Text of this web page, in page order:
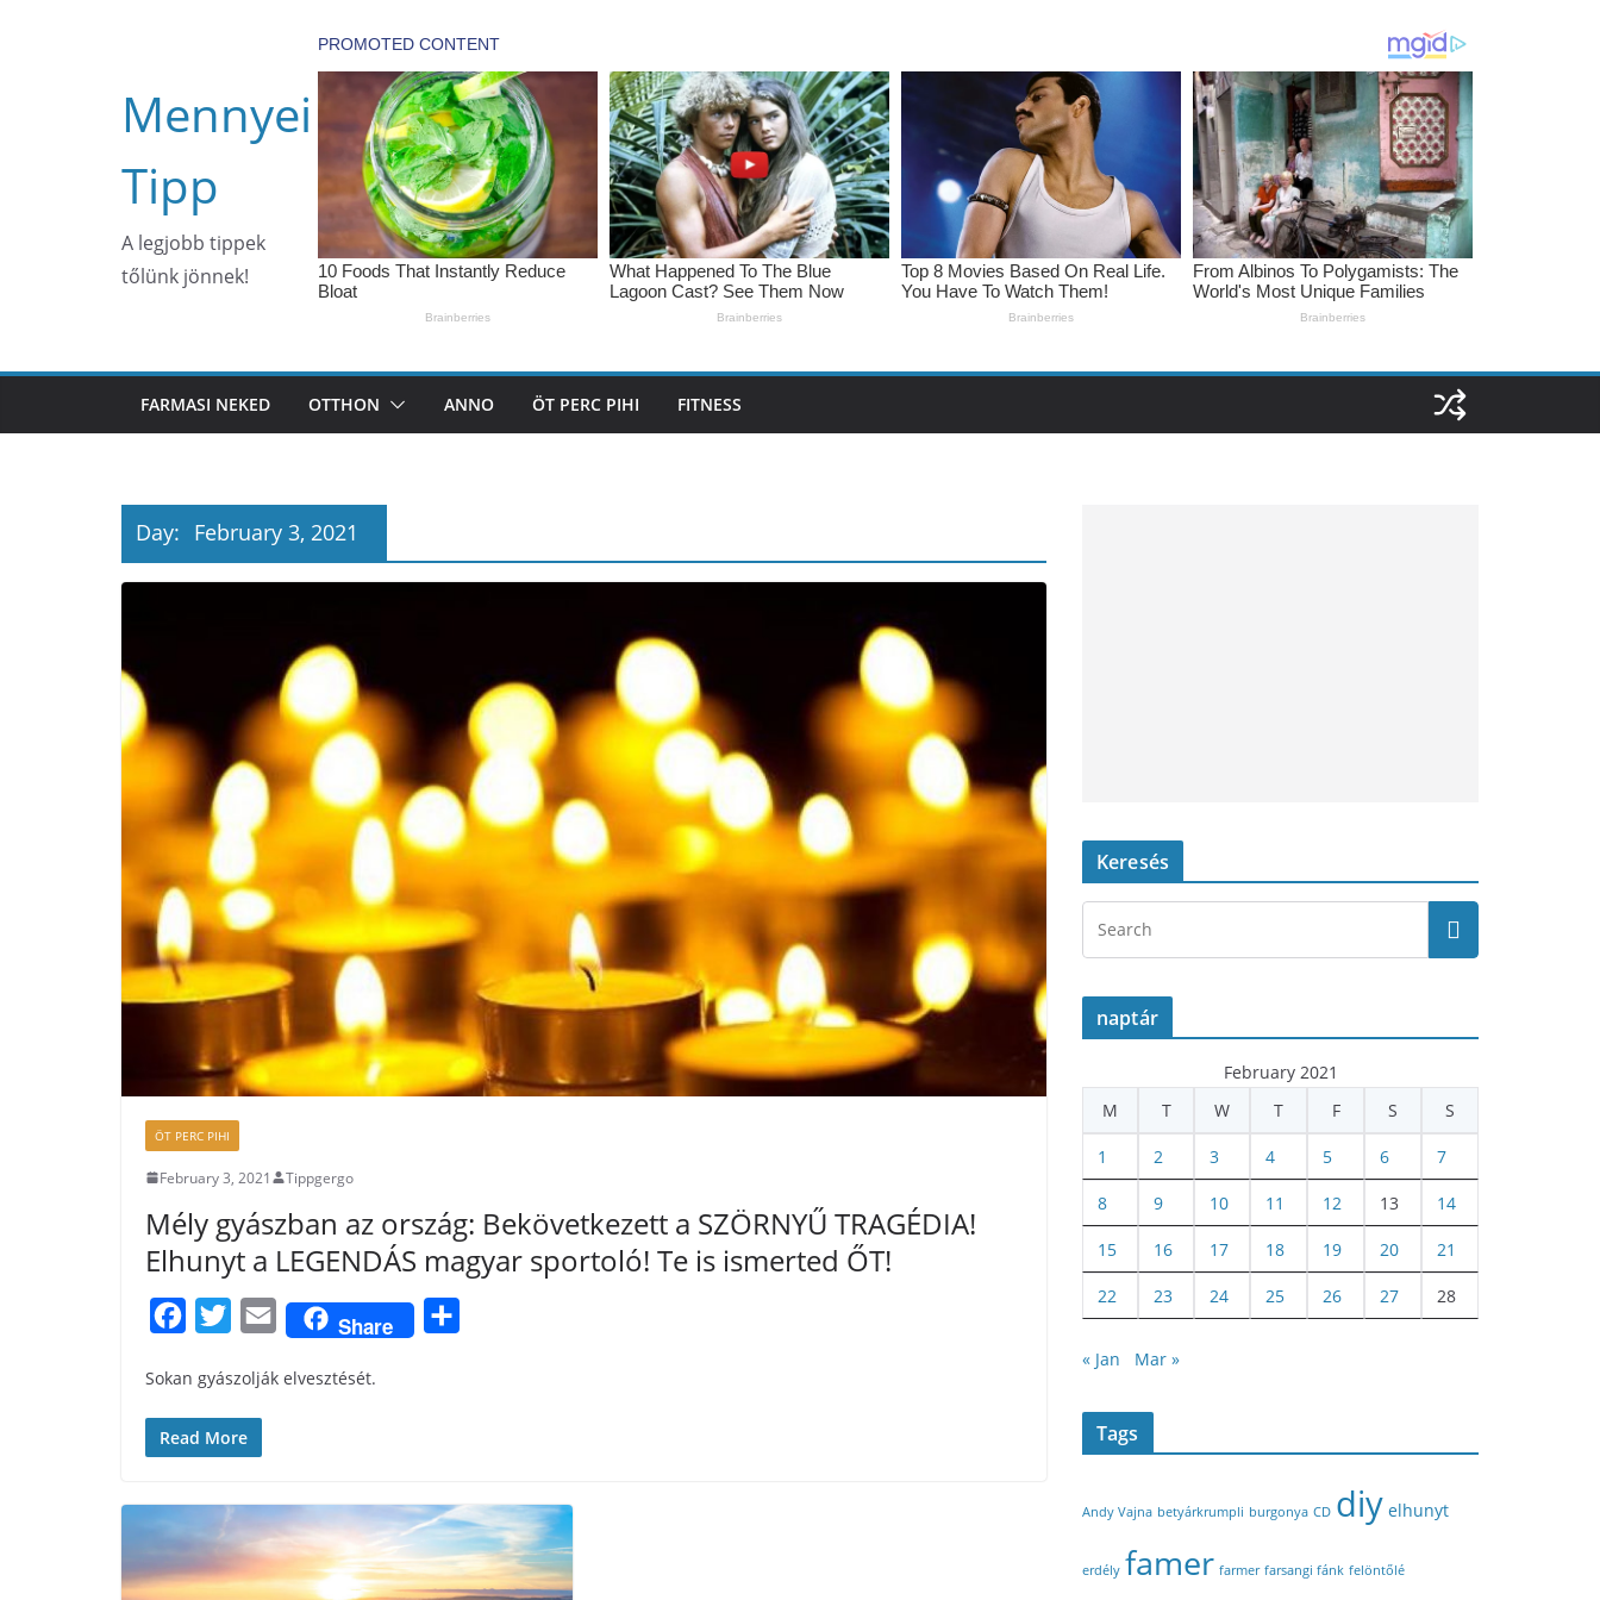
Mennyei
Tipp
A legjobb tippek
tőlünk jönnek!
FARMASI NEKED OTTHON ANNO ÖT PERC PIHI FITNESS
Day: February 3, 2021
ÖT PERC PIHI
February 3, 2021 Tippgergo
Mély gyászban az ország: Bekövetkezett a SZÖRNYŰ TRAGÉDIA!
Elhunyt a LEGENDÁS magyar sportoló! Te is ismerted ŐT!
c
e
b
k
i
t
t
r
E
a
Share
Sokan gyászolják elvesztését.
Read More
Keresés
naptár
February 2021
M
T W T F S S
1 2 3 4 5 6 7
8 9 10 11 12 13 14
15 16 17 18 19 20 21
22 23 24 25 26 27 28
« Jan Mar »
Tags
Andy Vajna betyárkrumpli burgonya CD diy elhunyt
erdély famer farmer farsangi fánk felöntőlé